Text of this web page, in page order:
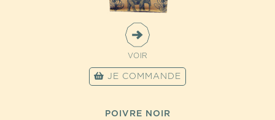
VOIR
JE COMMANDE
POIVRE NOIR